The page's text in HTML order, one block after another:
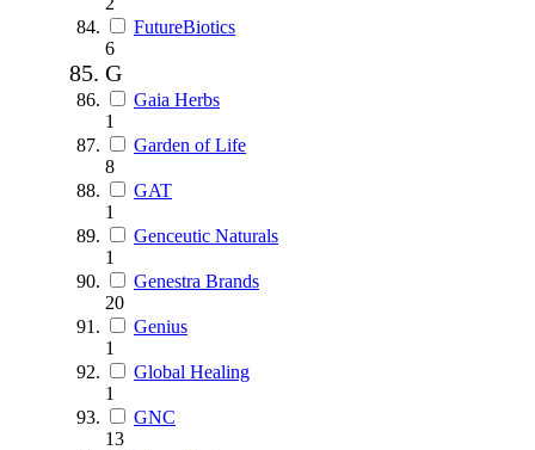
FutureBiotics
6
G
Gaia Herbs
1
Garden of Life
8
GAT
1
Genceutic Naturals
1
Genestra Brands
20
Genius
1
Global Healing
1
GNC
13